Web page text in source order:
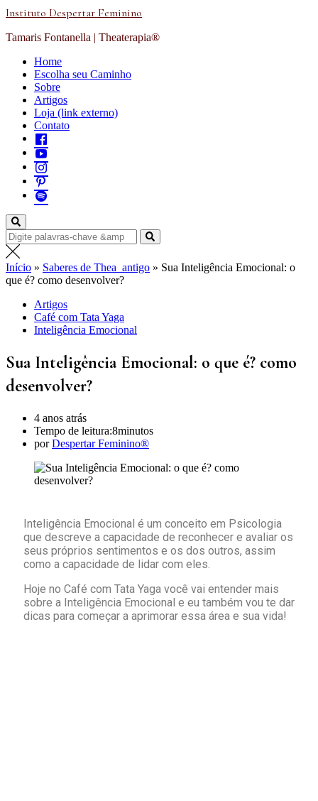
Instituto Despertar Feminino
Tamaris Fontanella | Theaterapia®
Home
Escolha seu Caminho
Sobre
Artigos
Loja (link externo)
Contato
Início » Saberes de Thea_antigo » Sua Inteligência Emocional: o
que é? como desenvolver?
Artigos
Café com Tata Yaga
Inteligência Emocional
Sua Inteligência Emocional: o que é? como
desenvolver?
4 anos atrás
Tempo de leitura:8minutos
porDespertar Feminino®
Inteligência Emocional é um conceito em Psicologia
que descreve a capacidade de reconhecer e avaliar os
seus próprios sentimentos e os dos outros, assim
como a capacidade de lidar com eles.
Hoje no Café com Tata Yaga você vai entender mais
sobre a Inteligência Emocional e eu também vou te dar
dicas para começar a aprimorar essa área e sua vida!